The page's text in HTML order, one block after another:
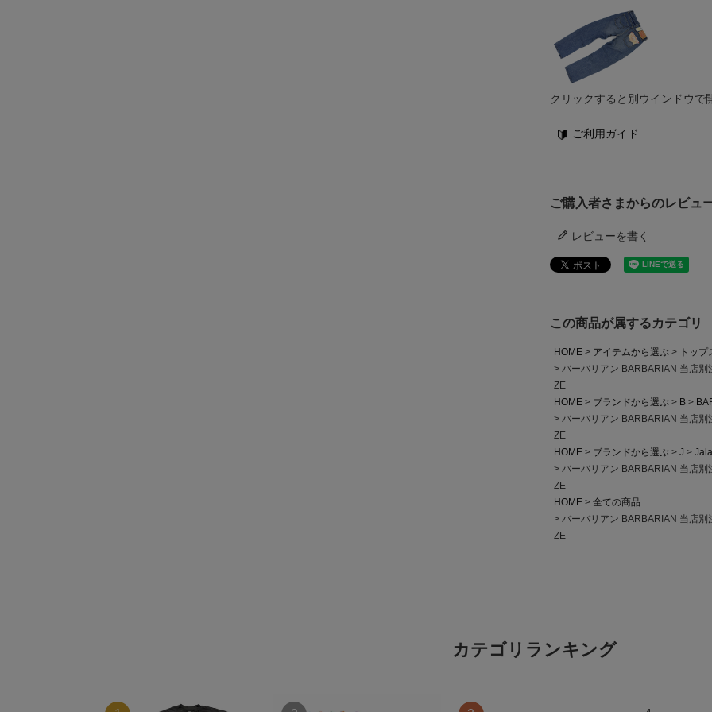
クリックすると別ウインドウで
ご利用ガイド
ご購入者さまからのレビュ
レビューを書く
この商品が属するカテゴリ
HOME アイテムから選ぶ トップ
バーバリアン BARBARIAN 当店
ZE
HOME
ブランドから選ぶ B
バーバリアン BARBARIAN 当店
ZE
HOME
ブランドから選ぶ J
バーバリアン BARBARIAN 当店
ZE
HOME
全ての商品
バーバリアン BARBARIAN 当店
ZE
カテゴリランキング